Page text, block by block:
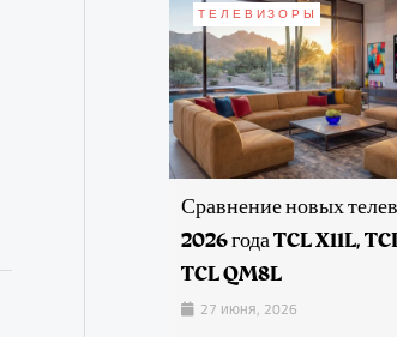
ТЕЛЕВИЗОРЫ
Сравнение новых
2026 года TCL X11L,
TCL QM8L
27 июня, 2026